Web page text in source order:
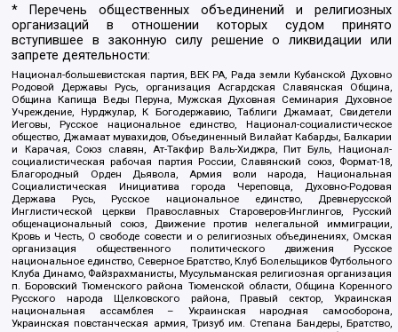
* Перечень общественных объединений и религиозных
организаций в отношении которых судом принято
вступившее в законную силу решение о ликвидации или
запрете деятельности:
Национал-большевистская партия, ВЕК РА, Рада земли Кубанской Духовно
Родовой Державы Русь, организация Асгардская Славянская Община,
Община Капища Веды Перуна, Мужская Духовная Семинария Духовное
Учреждение, Нурджулар, К Богодержавию, Таблиги Джамаат, Свидетели
Иеговы, Русское национальное единство, Национал-социалистическое
общество, Джамаат мувахидов, Объединенный Вилайат Кабарды, Балкарии
и Карачая, Союз славян, Ат-Такфир Валь-Хиджра, Пит Буль, Национал-
социалистическая рабочая партия России, Славянский союз, Формат-18,
Благородный Орден Дьявола, Армия воли народа, Национальная
Социалистическая Инициатива города Череповца, Духовно-Родовая
Держава Русь, Русское национальное единство, Древнерусской
Инглистической церкви Православных Староверов-Инглингов, Русский
общенациональный союз, Движение против нелегальной иммиграции,
Кровь и Честь, О свободе совести и о религиозных объединениях, Омская
организация общественного политического движения Русское
национальное единство, Северное Братство, Клуб Болельщиков Футбольного
Клуба Динамо, Файзрахманисты, Мусульманская религиозная организация
п. Боровский Тюменского района Тюменской области, Община Коренного
Русского народа Щелковского района, Правый сектор, Украинская
национальная ассамблея – Украинская народная самооборона,
Украинская повстанческая армия, Тризуб им. Степана Бандеры, Братство,